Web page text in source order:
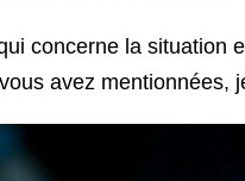
concerne la situation
avez mentionnées,